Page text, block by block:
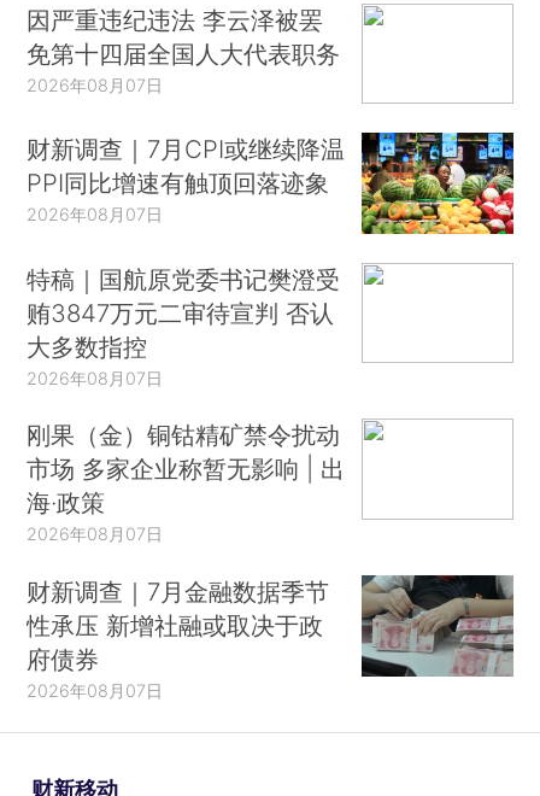
因严重违纪违法 李云泽被罢
免第十四届全国人大代表职务
2026年08月07日
财新调查｜7月CPI或继续降温
PPI同比增速有触顶回落迹象
2026年08月07日
特稿｜国航原党委书记樊澄受
贿3847万元二审待宣判 否认
大多数指控
2026年08月07日
刚果（金）铜钴精矿禁令扰动
市场 多家企业称暂无影响 | 出
海·政策
2026年08月07日
财新调查｜7月金融数据季节
性承压 新增社融或取决于政
府债券
2026年08月07日
财新移动